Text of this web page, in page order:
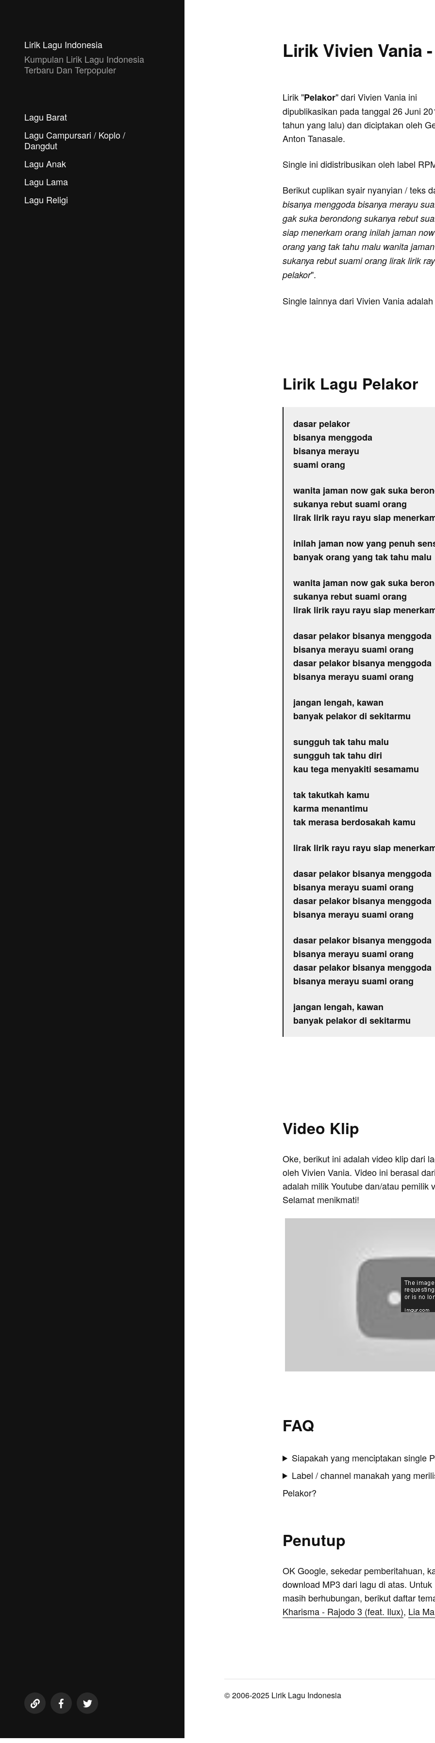
Lirik Lagu Indonesia
Kumpulan Lirik Lagu Indonesia
Terbaru Dan Terpopuler
Lagu Barat
Lagu Campursari / Koplo /
Dangdut
Lagu Anak
Lagu Lama
Lagu Religi
Lirik Vivien Vania
Lirik "Pelakor" dari Vivien Vania ini
dipublikasikan pada tanggal 26 Juni
tahun yang lalu) dan diciptakan oleh
Anton Tanasale.
Single ini didistribusikan oleh label
Berikut cuplikan syair nyanyian / teks
bisanya menggoda bisanya merayu
gak suka berondong sukanya rebut
siap menerkam orang inilah jaman
orang yang tak tahu malu wanita
sukanya rebut suami orang lirak lirik
pelakor".
Single lainnya dari Vivien Vania
Lirik Lagu Pelakor
dasar pelakor
bisanya menggoda
bisanya merayu
suami orang
wanita jaman now gak suka
sukanya rebut suami orang
lirak lirik rayu rayu siap
inilah jaman now yang penuh
banyak orang yang tak tahu malu
wanita jaman now gak suka
sukanya rebut suami orang
lirak lirik rayu rayu siap
dasar pelakor bisanya menggoda
bisanya merayu suami orang
dasar pelakor bisanya menggoda
bisanya merayu suami orang
jangan lengah, kawan
banyak pelakor di sekitarmu
sungguh tak tahu malu
sungguh tak tahu diri
kau tega menyakiti sesamamu
tak takutkah kamu
karma menantimu
tak merasa berdosakah kamu
lirak lirik rayu rayu siap
dasar pelakor bisanya menggoda
bisanya merayu suami orang
dasar pelakor bisanya menggoda
bisanya merayu suami orang
dasar pelakor bisanya menggoda
bisanya merayu suami orang
dasar pelakor bisanya menggoda
bisanya merayu suami orang
jangan lengah, kawan
banyak pelakor di sekitarmu
Video Klip
Oke, berikut ini adalah video klip dari
oleh Vivien Vania. Video ini berasal
adalah milik Youtube dan/atau pemilik
Selamat menikmati!
FAQ
Siapakah yang menciptakan single
Label / channel manakah yang
Pelakor?
Penutup
OK Google, sekedar pemberitahuan,
download MP3 dari lagu di atas.
masih berhubungan, berikut daftar
Kharisma - Rajodo 3 (feat. Ilux), Lia
© 2006-2025 Lirik Lagu Indonesia